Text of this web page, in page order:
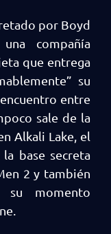
por Boyd
compañía
que entrega
su
entre
sale de la
Alkali Lake, el
base secreta
2 y también
momento